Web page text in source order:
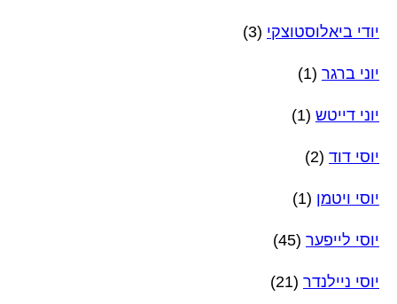
יודי ביאלוסטוצקי (3)
יוני ברגר (1)
יוני דייטש (1)
יוסי דוד (2)
יוסי ויטמן (1)
יוסי לייפער (45)
יוסי ניילנדר (21)